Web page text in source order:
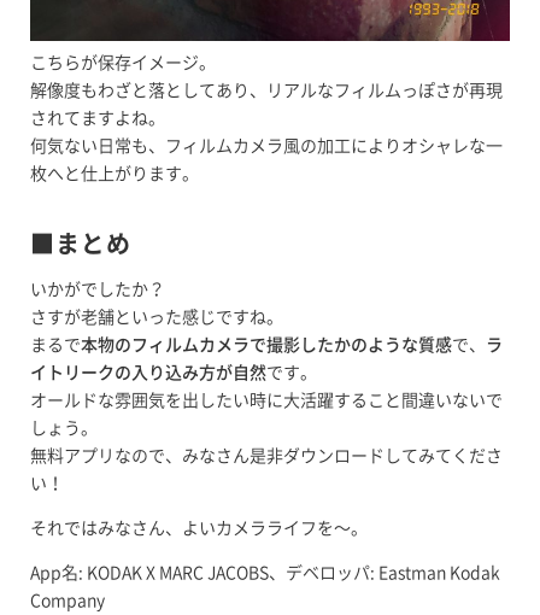
こちらが保存イメージ。
解像度もわざと落としてあり、リアルなフィルムっぽさが再現
されてますよね。
何気ない日常も、フィルムカメラ風の加工によりオシャレな一
枚へと仕上がります。
■まとめ
いかがでしたか？
さすが老舗といった感じですね。
まるで本物のフィルムカメラで撮影したかのような質感で、
ラ
イトリークの入り込み方が自然です。
オールドな雰囲気を出したい時に大活躍すること間違いないで
しょう。
無料アプリなので、みなさん是非ダウンロードしてみてくださ
い！
それではみなさん、よいカメラライフを〜。
App名: KODAK X MARC JACOBS、デベロッパ: Eastman Kodak
Company